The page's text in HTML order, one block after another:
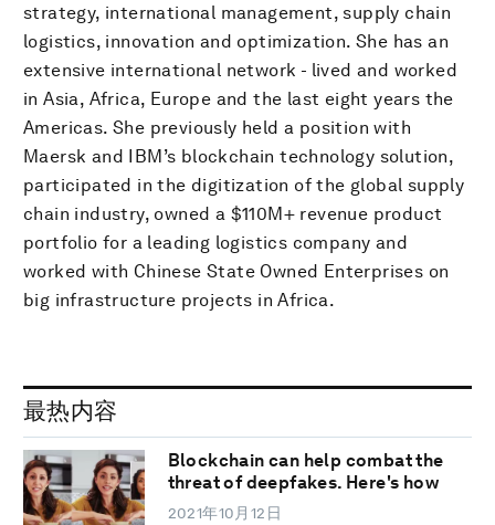
strategy, international management, supply chain
logistics, innovation and optimization. She has an
extensive international network - lived and worked
in Asia, Africa, Europe and the last eight years the
Americas. She previously held a position with
Maersk and IBM’s blockchain technology solution,
participated in the digitization of the global supply
chain industry, owned a $110M+ revenue product
portfolio for a leading logistics company and
worked with Chinese State Owned Enterprises on
big infrastructure projects in Africa.
最热内容
Blockchain can help combat the
threat of deepfakes. Here's how
2021年10月12日